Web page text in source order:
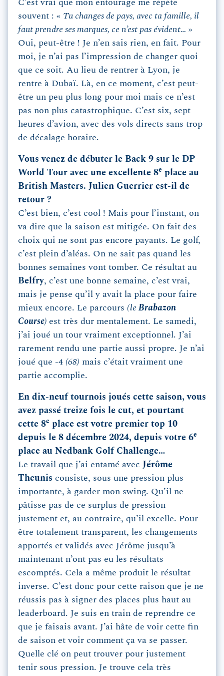
C’est vrai que mon entourage me répète
souvent : « Tu changes de pays, avec ta famille, il
faut prendre ses marques, ce n’est pas évident… »
Oui, peut-être ! Je n’en sais rien, en fait. Pour
moi, je n’ai pas l’impression de changer quoi
que ce soit. Au lieu de rentrer à Lyon, je
rentre à Dubaï. Là, en ce moment, c’est peut-
être un peu plus long pour moi mais ce n’est
pas non plus catastrophique. C’est six, sept
heures d’avion, avec des vols directs sans trop
de décalage horaire.
Vous venez de débuter le Back 9 sur le DP
World Tour avec une excellente 8e place au
British Masters. Julien Guerrier est-il de
retour ?
C’est bien, c’est cool ! Mais pour l’instant, on
va dire que la saison est mitigée. On fait des
choix qui ne sont pas encore payants. Le golf,
c’est plein d’aléas. On ne sait pas quand les
bonnes semaines vont tomber. Ce résultat au
Belfry, c’est une bonne semaine, c’est vrai,
mais je pense qu’il y avait la place pour faire
mieux encore. Le parcours (le Brabazon
Course) est très dur mentalement. Le samedi,
j’ai joué un tour vraiment exceptionnel. J’ai
rarement rendu une partie aussi propre. Je n’ai
joué que -4 (68) mais c’était vraiment une
partie accomplie.
En dix-neuf tournois joués cette saison, vous
avez passé treize fois le cut, et pourtant
cette 8e place est votre premier top 10
depuis le 8 décembre 2024, depuis votre 6e
place au Nedbank Golf Challenge…
Le travail que j’ai entamé avec Jérôme
Theunis consiste, sous une pression plus
importante, à garder mon swing. Qu’il ne
pâtisse pas de ce surplus de pression
justement et, au contraire, qu’il excelle. Pour
être totalement transparent, les changements
apportés et validés avec Jérôme jusqu’à
maintenant n’ont pas eu les résultats
escomptés. Cela a même produit le résultat
inverse. C’est donc pour cette raison que je ne
réussis pas à signer des places plus haut au
leaderboard. Je suis en train de reprendre ce
que je faisais avant. J’ai hâte de voir cette fin
de saison et voir comment ça va se passer.
Quelle clé on peut trouver pour justement
tenir sous pression. Je trouve cela très